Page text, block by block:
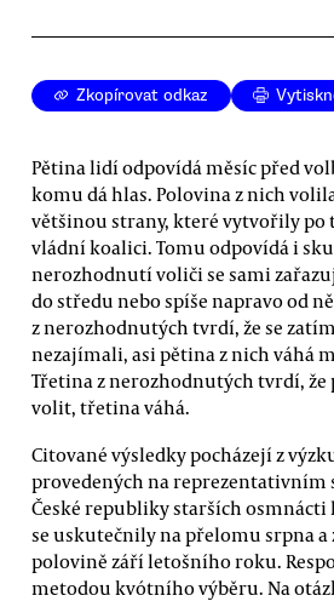
Zkopírovat odkaz
Pětina lidí odpovídá měsíc před
komu dá hlas. Polovina z nich
většinou strany, které vytvořily po
vládní koalici. Tomu odpovídá i
nerozhodnutí voliči se sami
do středu nebo spíše napravo od
z nerozhodnutých tvrdí, že se
nezajímali, asi pětina z nich váhá
Třetina z nerozhodnutých tvrdí,
volit, třetina váhá.
Citované výsledky pocházejí z
provedených na reprezentativním
České republiky starších osmnácti
se uskutečnily na přelomu srpna a
polovině září letošního roku.
metodou kvótního výběru. Na